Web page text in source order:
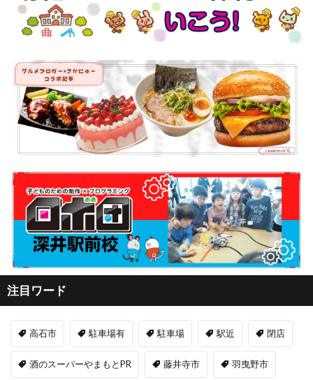
注目ワード
高石市 駐車場有 駐車場 駅近 閉店
酒のスーパーやまもとPR 藤井寺市 羽曳野市